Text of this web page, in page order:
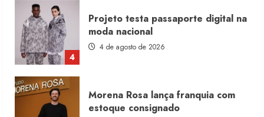
4
Projeto testa passaporte digital na
moda nacional
4 de agosto de 2026
Morena Rosa lança franquia com
estoque consignado